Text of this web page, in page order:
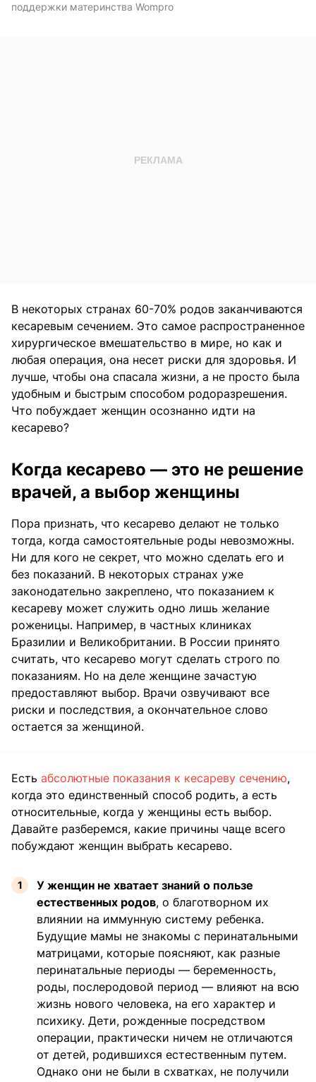
поддержки материнства Wompro
В некоторых странах 60-70% родов заканчиваются
кесаревым сечением. Это самое распространенное
хирургическое вмешательство в мире, но как и
любая операция, она несет риски для здоровья. И
лучше, чтобы она спасала жизни, а не просто была
удобным и быстрым способом родоразрешения.
Что побуждает женщин осознанно идти на
кесарево?
Когда кесарево — это не решение
врачей, а выбор женщины
Пора признать, что кесарево делают не только
тогда, когда самостоятельные роды невозможны.
Ни для кого не секрет, что можно сделать его и
без показаний. В некоторых странах уже
законодательно закреплено, что показанием к
кесареву может служить одно лишь желание
роженицы. Например, в частных клиниках
Бразилии и Великобритании. В России принято
считать, что кесарево могут сделать строго по
показаниям. Но на деле женщине зачастую
предоставляют выбор. Врачи озвучивают все
риски и последствия, а окончательное слово
остается за женщиной.
Есть абсолютные показания к кесареву сечению,
когда это единственный способ родить, а есть
относительные, когда у женщины есть выбор.
Давайте разберемся, какие причины чаще всего
побуждают женщин выбрать кесарево.
У женщин не хватает знаний о пользе
естественных родов, о благотворном их
влиянии на иммунную систему ребенка.
Будущие мамы не знакомы с перинатальными
матрицами, которые поясняют, как разные
перинатальные периоды — беременность,
роды, послеродовой период — влияют на всю
жизнь нового человека, на его характер и
психику. Дети, рожденные посредством
операции, практически ничем не отличаются
от детей, родившихся естественным путем.
Однако они не были в схватках, не получили